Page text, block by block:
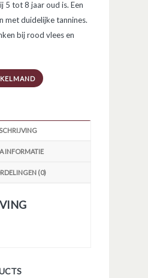
5 tot 8 jaar oud is. Een
met duidelijke tannines.
bij rood vlees en
INFORMATIE
(0)